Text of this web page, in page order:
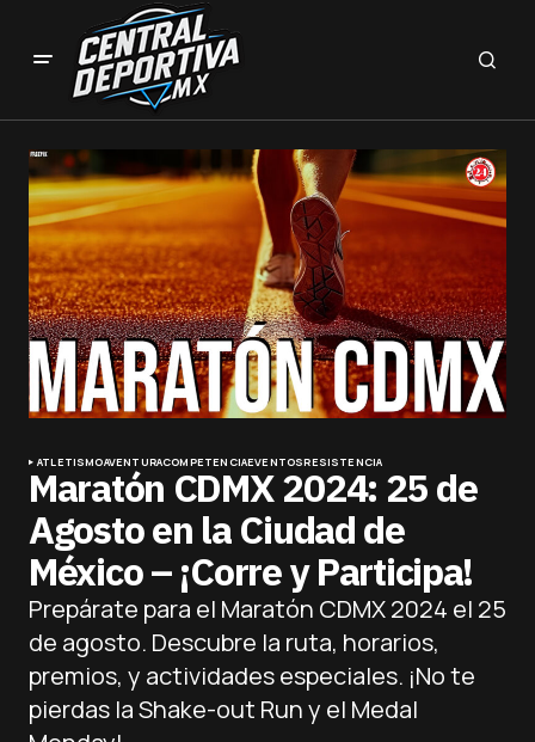
ATLETISMOAVENTURACOMPETENCIAEVENTOSRESISTENCIA
Maratón CDMX 2024: 25 de
Agosto en la Ciudad de
México – ¡Corre y Participa!
Prepárate para el Maratón CDMX 2024 el 25
de agosto. Descubre la ruta, horarios,
premios, y actividades especiales. ¡No te
pierdas la Shake-out Run y el Medal